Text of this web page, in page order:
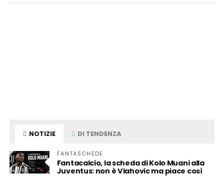
NOTIZIE DI TENDENZA
FANTASCHEDE
Fantacalcio, la scheda di Kolo Muani alla
Juventus: non è Vlahovic ma piace così